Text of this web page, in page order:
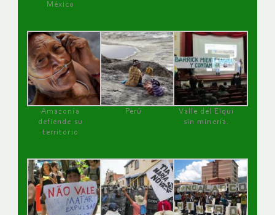
México
Amazonía
defiende su
territorio
Perú
Valle del Elqui
sin minería.